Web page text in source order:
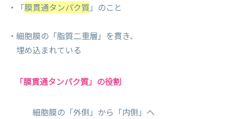
・「膜貫通タンパク質」のこと
・細胞膜の「脂質二重層」を貫き、
埋め込まれている
「膜貫通タンパク質」の役割
細胞膜の「外側」から「内側」へ